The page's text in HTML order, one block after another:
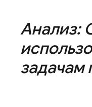
Анализ:
задачам